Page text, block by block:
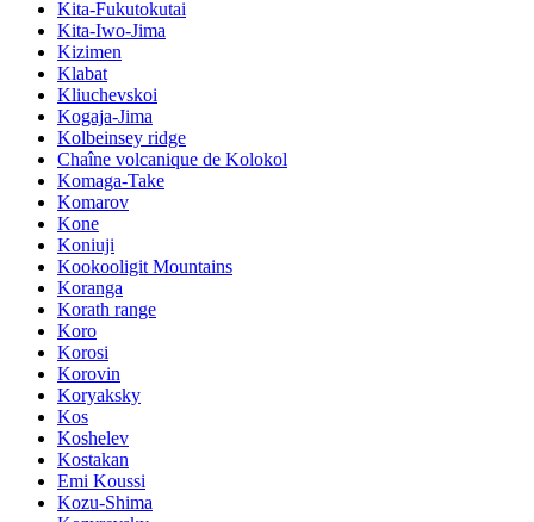
Kita-Fukutokutai
Kita-Iwo-Jima
Kizimen
Klabat
Kliuchevskoi
Kogaja-Jima
Kolbeinsey ridge
Chaîne volcanique de Kolokol
Komaga-Take
Komarov
Kone
Koniuji
Kookooligit Mountains
Koranga
Korath range
Koro
Korosi
Korovin
Koryaksky
Kos
Koshelev
Kostakan
Emi Koussi
Kozu-Shima